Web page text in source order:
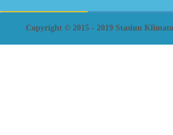
Copyright © 2015 - 2019 Stasiun